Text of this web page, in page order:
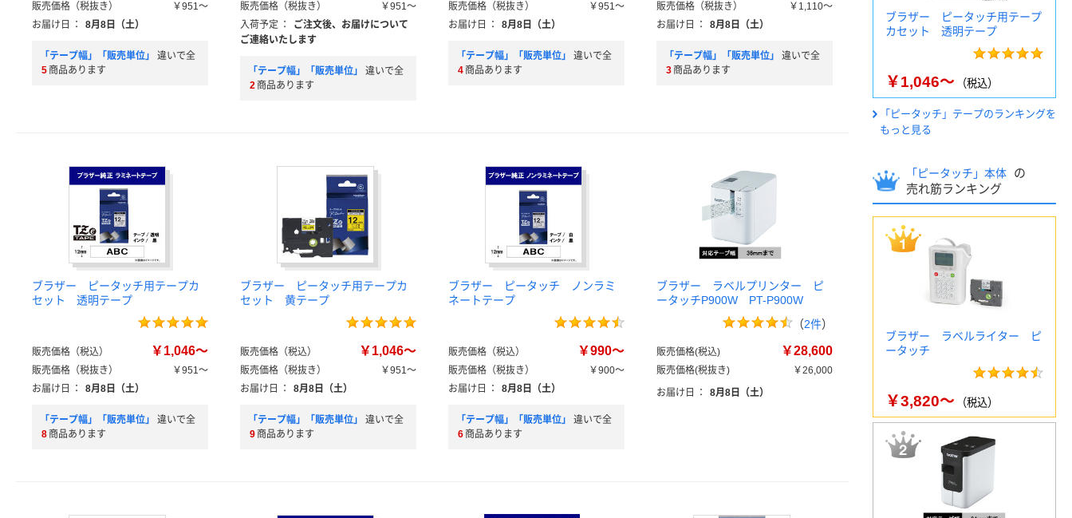
販売価格（税抜き）
￥951～
お届け日
： 8月8日（土）
「テープ幅」「販売単位」
違いで全
5 商品あります
販売価格（税抜き）
￥951～
入荷予定 ：
ご注文後、お届けについて
ご連絡いたします
「テープ幅」「販売単位」
違いで全
2 商品あります
販売価格（税抜き）
￥951～
お届け日
： 8月8日（土）
「テープ幅」「販売単位」
違いで全
4 商品あります
販売価格（税抜き）
￥1,110～
お届け日
： 8月8日（土）
「テープ幅」「販売単位」
違いで全
3 商品あります
ブラザー ピータッチ用テープカ
セット 透明テープ
販売価格（税込） ￥1,046～
販売価格（税抜き）
￥951～
お届け日
： 8月8日（土）
「テープ幅」「販売単位」
違いで全
8 商品あります
ブラザー ピータッチ用テープカ
セット 黄テープ
販売価格（税込） ￥1,046～
販売価格（税抜き）
￥951～
お届け日
： 8月8日（土）
「テープ幅」「販売単位」
違いで全
9 商品あります
ブラザー ピータッチ ノンラミ
ネートテープ
販売価格（税込） ￥990～
販売価格（税抜き）
￥900～
お届け日
： 8月8日（土）
「テープ幅」「販売単位」
違いで全
6 商品あります
ブラザー ラベルプリンター ピ
ータッチP900W PT-P900W
（2件）
販売価格(税込) ￥28,600
販売価格(税抜き)
￥26,000
お届け日
： 8月8日（土）
ブラザー ピータッチ用テープ
カセット 透明テープ
￥1,046～ （税込）
「ピータッチ」テープのランキングを
もっと見る
「ピータッチ」本体
の
売れ筋ランキング
ブラザー ラベルライター ピ
ータッチ
￥3,820～ （税込）